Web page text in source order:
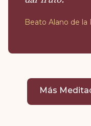
Beato Alano de la
Más